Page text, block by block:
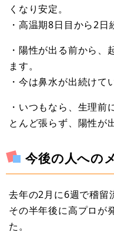
くなり安定。
・高温期8日目から2日
・陽性が出る前から、
ます。
・今は鼻水が出続けて
・いつもなら、生理前
とんど張らず、陽性が
今後の人への
去年の2月に6週で稽留
その半年後に高プロが
た。